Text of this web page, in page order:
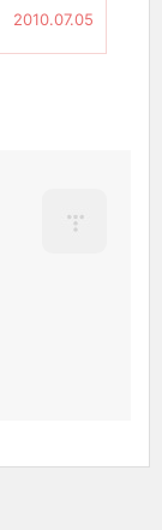
2010.07.05